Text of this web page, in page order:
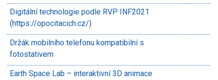
Digitální technologie podle RVP INF2021
(https://opocitacich.cz/)
Držák mobilního telefonu kompatibilní s
fotostativem
Earth Space Lab – interaktivní 3D animace